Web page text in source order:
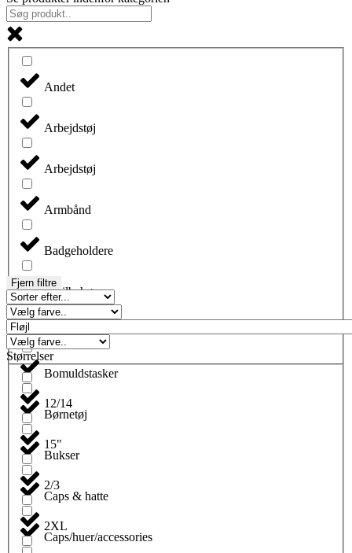
Andet
Arbejdstøj
Arbejdstøj
Armbånd
Badgeholdere
Biltilbehør
Blyanter
Bomuldstasker
Børnetøj
Bukser
Caps & hatte
Caps/huer/accessories
Fjern filtre
Størrelser
12/14
15"
2/3
2XL